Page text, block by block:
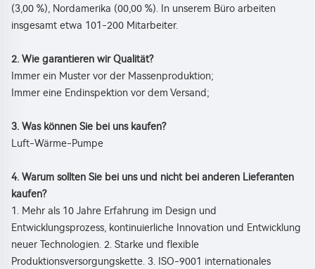
(3,00 %), Nordamerika (00,00 %). In unserem Büro arbeiten
insgesamt etwa 101-200 Mitarbeiter.
2. Wie garantieren wir Qualität?
Immer ein Muster vor der Massenproduktion;
Immer eine Endinspektion vor dem Versand;
3. Was können Sie bei uns kaufen?
Luft-Wärme-Pumpe
4. Warum sollten Sie bei uns und nicht bei anderen Lieferanten
kaufen?
1. Mehr als 10 Jahre Erfahrung im Design und
Entwicklungsprozess, kontinuierliche Innovation und Entwicklung
neuer Technologien. 2. Starke und flexible
Produktionsversorgungskette. 3. ISO-9001 internationales